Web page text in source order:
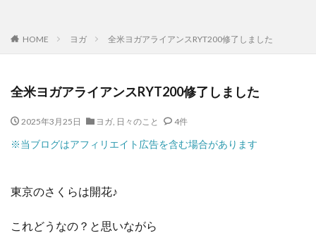
HOME ヨガ 全米ヨガアライアンスRYT200修了しました
全米ヨガアライアンスRYT200修了しました
2025年3月25日 ヨガ, 日々のこと 4件
※当ブログはアフィリエイト広告を含む場合があります
東京のさくらは開花♪
これどうなの？と思いながら